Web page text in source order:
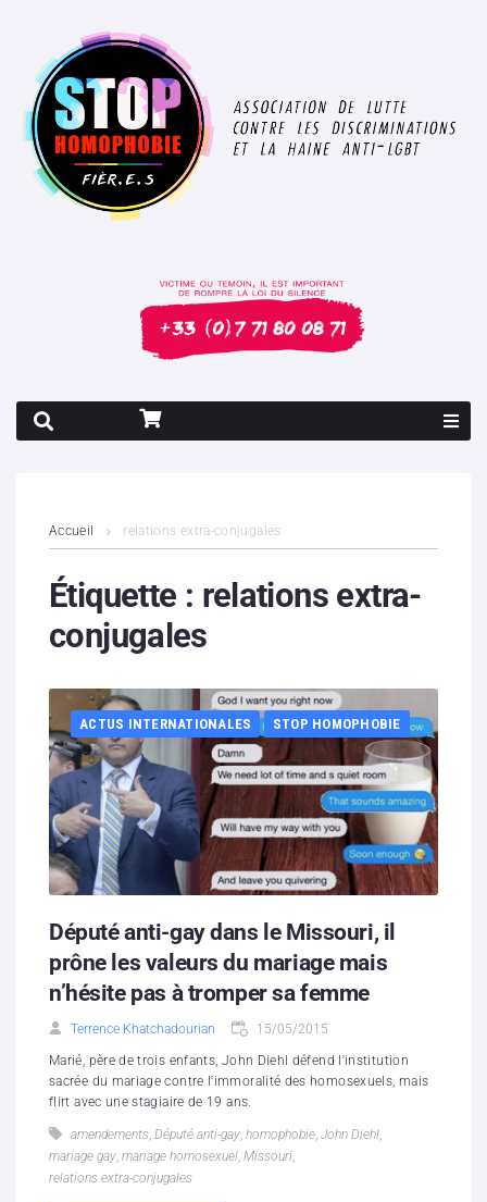
Contenus litigieux
Nous soutenir
Partenaires
Contacts
Hébergement solidaire
Accueil relations extra-conjugales
Étiquette : relations extra-
conjugales
ACTUS INTERNATIONALES STOP HOMOPHOBIE
Député anti-gay dans le Missouri, il
prône les valeurs du mariage mais
n’hésite pas à tromper sa femme
Terrence Khatchadourian 15/05/2015
Marié, père de trois enfants, John Diehl défend l'institution
sacrée du mariage contre l'immoralité des homosexuels, mais
flirt avec une stagiaire de 19 ans.
amendements, Député anti-gay, homophobie, John Diehl,
mariage gay, mariage homosexuel, Missouri,
relations extra-conjugales